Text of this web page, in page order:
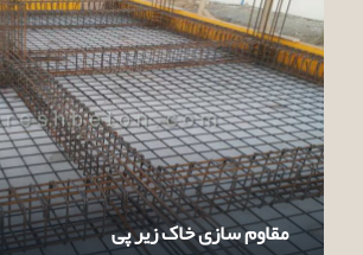
مقاوم سازی خاک زیر پی